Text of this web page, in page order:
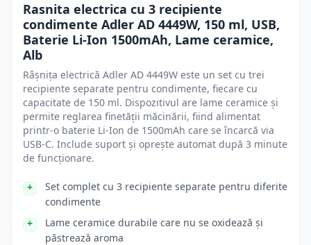
Rasnita electrica cu 3 recipiente
condimente Adler AD 4449W, 150 ml, USB,
Baterie Li-Ion 1500mAh, Lame ceramice,
Alb
Râșnița electrică Adler AD 4449W este un set cu trei
recipiente separate pentru condimente, fiecare cu
capacitate de 150 ml. Dispozitivul are lame ceramice și
permite reglarea finetății măcinării, fiind alimentat
printr-o baterie Li-Ion de 1500mAh care se încarcă via
USB-C. Include suport și oprește automat după 3 minute
de funcționare.
Set complet cu 3 recipiente separate pentru diferite
condimente
Lame ceramice durabile care nu se oxidează și
păstrează aroma